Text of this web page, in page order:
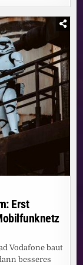
Erst
Vodafone baut
besseres